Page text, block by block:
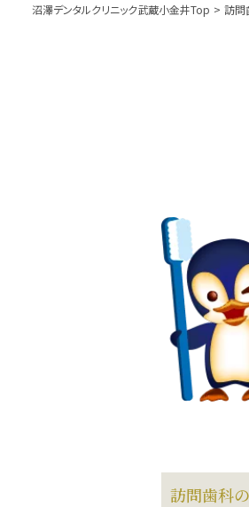
沼澤デンタルクリニック武蔵小金井Top > 訪問
訪問歯科